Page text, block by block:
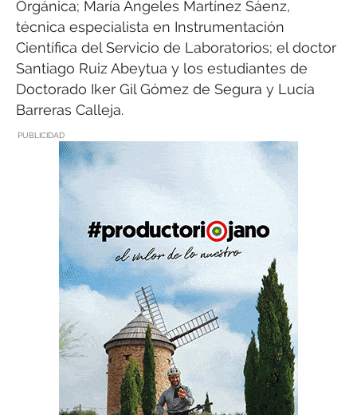
Orgánica; María Ángeles Martínez Sáenz,
técnica especialista en Instrumentación
Científica del Servicio de Laboratorios; el doctor
Santiago Ruiz Abeytua y los estudiantes de
Doctorado Iker Gil Gómez de Segura y Lucía
Barreras Calleja.
PUBLICIDAD